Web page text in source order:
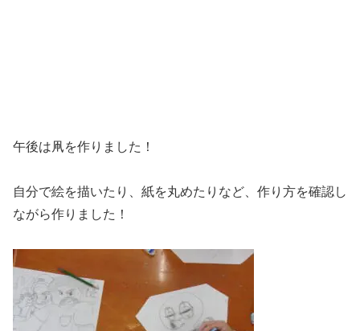
午後は凧を作りました！
自分で絵を描いたり、紙を丸めたりなど、作り方を確認し
ながら作りました！